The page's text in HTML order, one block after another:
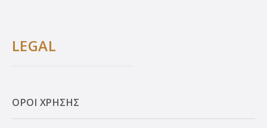
LEGAL
ΟΡΟΙ ΧΡΗΣΗΣ